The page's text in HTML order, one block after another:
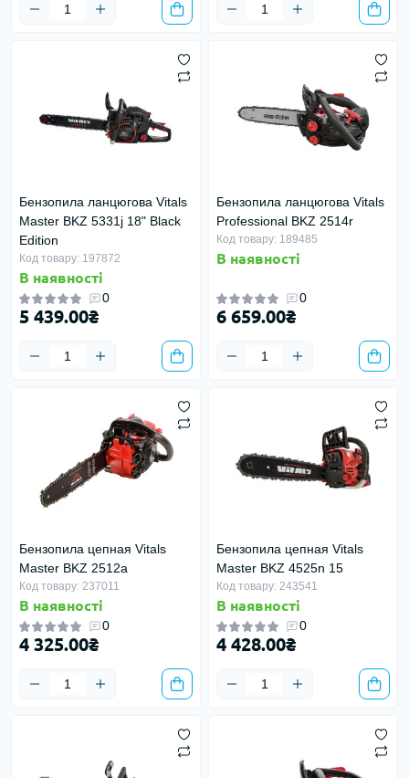
Бензопила ланцюгова Vitals
Master BKZ 5331j 18" Black
Edition
Код товару: 197872
В наявності
0
5 439.00₴
Бензопила ланцюгова Vitals
Professional BKZ 2514r
Код товару: 189485
В наявності
0
6 659.00₴
Бензопила цепная Vitals
Master BKZ 2512a
Код товару: 237011
В наявності
0
4 325.00₴
Бензопила цепная Vitals
Master BKZ 4525n 15
Код товару: 243541
В наявності
0
4 428.00₴